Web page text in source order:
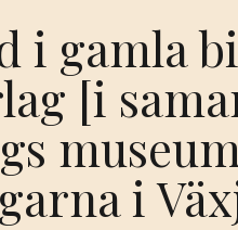
i gamla
[i
i